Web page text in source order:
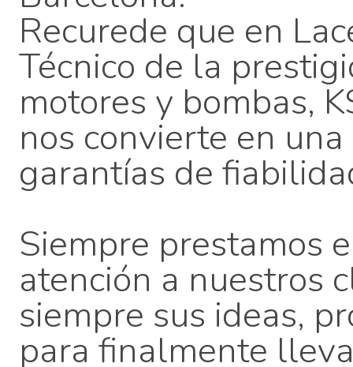
Recurede que en
Técnico de la
motores y bombas,
nos convierte en
garantías de
Siempre prestamos
atención a nuestros
siempre sus ideas,
para finalmente